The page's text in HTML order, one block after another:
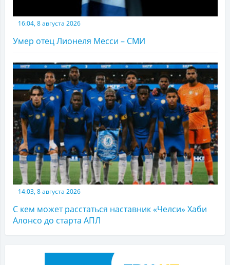
16:04, 8 августа 2026
Умер отец Лионеля Месси – СМИ
14:03, 8 августа 2026
С кем может расстаться наставник «Челси» Хаби
Алонсо до старта АПЛ